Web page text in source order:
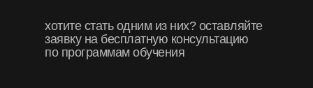
хотите стать одним из них? оставляйте
заявку на бесплатную консультацию
по программам обучения